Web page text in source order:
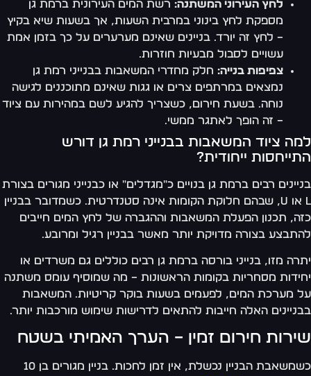
לחץ העירוני המשתנה: רשת המים העירונית ברמת גן
מספקת לחץ בינוני במרבית השעות, אך בשעות שיא בקיץ
– לחץ זה יורד. בניינים שאינם מערערים על כך בזמן אמת
עשויים לסבול מבעיות חוזרות.
צפיפות בנייה: חלק מחדרי המשאבות בבנייני רמת גן
נמצאים במרתפים צרים או גגות שאינם מתוכננים לגישה
נוחה. בשעת חירום, כשצריך להגיע לשם במהירות עם ציוד
– זה הופך לאתגר ממשי.
למה ציוד המשאבות בבנייני רמת גן דורש
התייחסות ייחודית?
בניינים רבים ברמת גן בנויים כ"מגדלים" או כבנייני מגורים בצורת
L או U, שבהם חלוקת הקומות אינה סטנדרטית. כשמדובר בבניין
כזה, תכנון הפעלת המשאבות וההגברה של לחץ המים חייבים
להתבצע בצורה מדויקת יותר מאשר בבניין רגיל ומרובע.
יתרה מזו, בנייני בורסה ברמת גן רבים כוללים גם משרדים או
יחידות מסחריות בקומות הראשונות – מה שמוסיף עומס משתנה
על מערכת המים, לפעמים בשעות בוקר קריטיות. המשאבות
בבניינים האלה חייבות להתאים לדרישות שימוש מורכבות יותר.
שירות חירום זמין – הערך האמיתי בשטח
כשמשאבת הבניין נכשלת, אין זמן לחכות. בניין מגורים בן 10